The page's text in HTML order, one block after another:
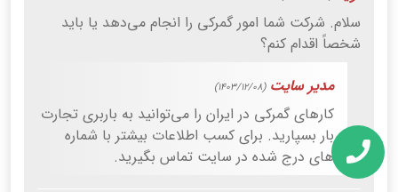
سلام. شرکت شما امور گمرکی را انجام می‌دهد یا باید
شخصاً اقدام کنم؟
مدیر سایت (1403/12/08)
کارهای گمرکی در ایران را می‌توانید به باربری تجارت
بار بسپارید. برای کسب اطلاعات بیشتر با شماره
های درج شده در سایت تماس بگیرید.